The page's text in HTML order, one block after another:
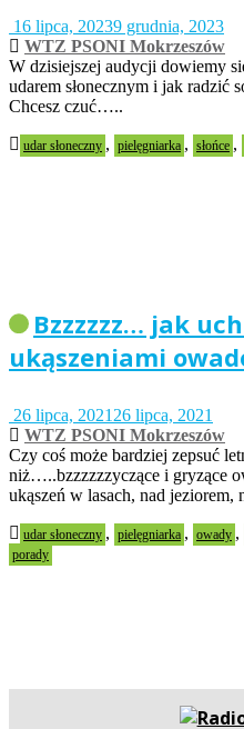
16 lipca, 20239 grudnia, 2023
WTZ PSONI Mokrzeszów
W dzisiejszej audycji dowiemy
udarem słonecznym i jak radzić
Chcesz czuć…..
udar słoneczny , pielęgniarka , słońce ,
Bzzzzzz… jak
ukąszeniami
26 lipca, 2021 26 lipca, 2021
WTZ PSONI Mokrzeszów
Czy coś może bardziej zepsuć
niż…..bzzzzzzyczące i gryzące
ukąszeń w lasach, nad
udar słoneczny , pielęgniarka , owady ,
porady